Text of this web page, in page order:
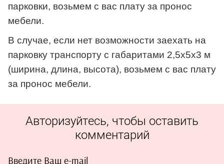
парковки, возьмем с вас плату за пронос
мебели.
В случае, если нет возможности заехать на
парковку транспорту с габаритами 2,5х5х3 м
(ширина, длина, высота), возьмем с вас плату
за пронос мебели.
Авторизуйтесь, чтобы оставить
комментарий